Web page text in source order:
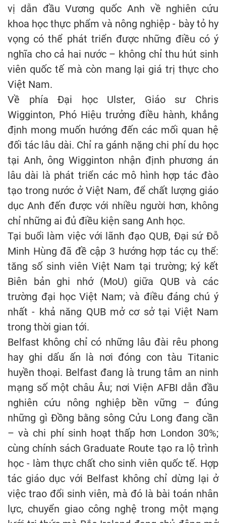
vị dẫn đầu Vương quốc Anh về nghiên cứu
khoa học thực phẩm và nông nghiệp - bày tỏ hy
vọng có thể phát triển được những điều có ý
nghĩa cho cả hai nước – không chỉ thu hút sinh
viên quốc tế mà còn mang lại giá trị thực cho
Việt Nam.
Về phía Đại học Ulster, Giáo sư Chris
Wigginton, Phó Hiệu trưởng điều hành, khẳng
định mong muốn hướng đến các mối quan hệ
đối tác lâu dài. Chỉ ra gánh nặng chi phí du học
tại Anh, ông Wigginton nhận định phương án
lâu dài là phát triển các mô hình hợp tác đào
tạo trong nước ở Việt Nam, để chất lượng giáo
dục Anh đến được với nhiều người hơn, không
chỉ những ai đủ điều kiện sang Anh học.
Tại buổi làm việc với lãnh đạo QUB, Đại sứ Đỗ
Minh Hùng đã đề cập 3 hướng hợp tác cụ thể:
tăng số sinh viên Việt Nam tại trường; ký kết
Biên bản ghi nhớ (MoU) giữa QUB và các
trường đại học Việt Nam; và điều đáng chú ý
nhất - khả năng QUB mở cơ sở tại Việt Nam
trong thời gian tới.
Belfast không chỉ có những lâu đài rêu phong
hay ghi dấu ấn là nơi đóng con tàu Titanic
huyền thoại. Belfast đang là trung tâm an ninh
mạng số một châu Âu; nơi Viện AFBI dẫn đầu
nghiên cứu nông nghiệp bền vững – đúng
những gì Đồng bằng sông Cửu Long đang cần
– và chi phí sinh hoạt thấp hơn London 30%;
cùng chính sách Graduate Route tạo ra lộ trình
học - làm thực chất cho sinh viên quốc tế. Hợp
tác giáo dục với Belfast không chỉ dừng lại ở
việc trao đổi sinh viên, mà đó là bài toán nhân
lực, chuyển giao công nghệ trong một mạng